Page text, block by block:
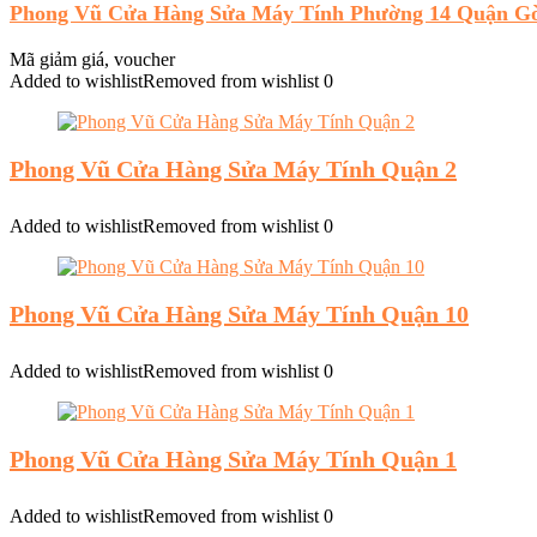
Phong Vũ Cửa Hàng Sửa Máy Tính Phường 14 Quận
Mã giảm giá, voucher
Added to wishlistRemoved from wishlist 0
Phong Vũ Cửa Hàng Sửa Máy Tính Quận 2
Added to wishlistRemoved from wishlist 0
Phong Vũ Cửa Hàng Sửa Máy Tính Quận 10
Added to wishlistRemoved from wishlist 0
Phong Vũ Cửa Hàng Sửa Máy Tính Quận 1
Added to wishlistRemoved from wishlist 0